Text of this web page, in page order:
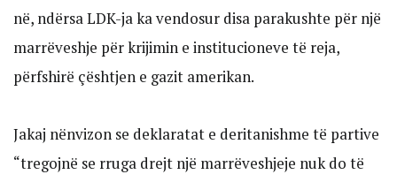
në, ndërsa LDK-ja ka vendosur disa parakushte për një
marrëveshje për krijimin e institucioneve të reja,
përfshirë çështjen e gazit amerikan.
Jakaj nënvizon se deklaratat e deritanishme të partive
“tregojnë se rruga drejt një marrëveshjeje nuk do të